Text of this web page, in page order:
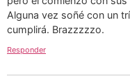
Alguna vez soñé con un
cumplirá. Brazzzzzo.
Responder